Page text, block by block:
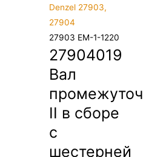
27903 EM-1-1220
27904019
Вал
II в сборе
с
шестерней